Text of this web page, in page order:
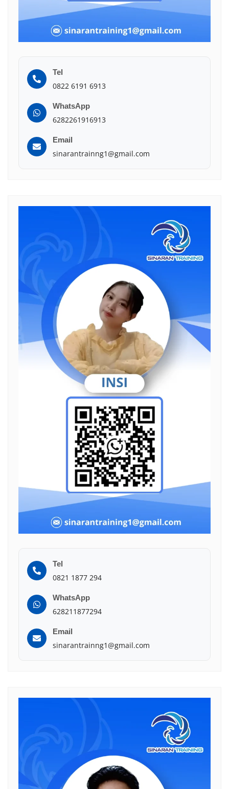
Tel
0822 6191 6913
WhatsApp
6282261916913
Email
sinarantrainng1@gmail.com
Tel
0821 1877 294
WhatsApp
628211877294
Email
sinarantrainng1@gmail.com